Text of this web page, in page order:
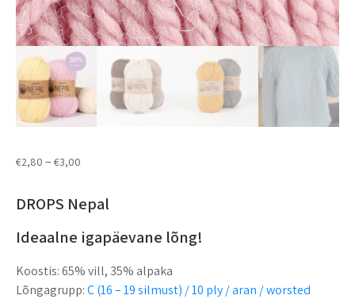
€2,80 – €3,00
DROPS Nepal
Ideaalne igapäevane lõng!
Koostis:65% vill, 35% alpaka
Lõngagrupp:C (16 – 19 silmust) / 10 ply / aran / worsted